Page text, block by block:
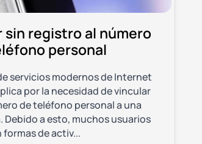
sin registro al número
personal
servicios modernos de Internet
por la necesidad de vincular
de teléfono personal a una
Debido a esto, muchos usuarios
formas de activ...